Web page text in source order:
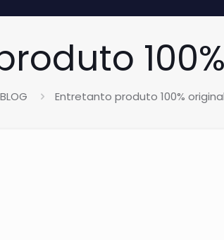
BLOG Entretanto produto 100% original